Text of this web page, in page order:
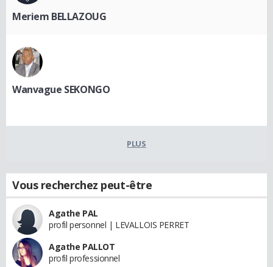
Meriem BELLAZOUG
Wanvague SEKONGO
PLUS
Vous recherchez peut-être
Agathe PAL
profil personnel | LEVALLOIS PERRET
Agathe PALLOT
profil professionnel